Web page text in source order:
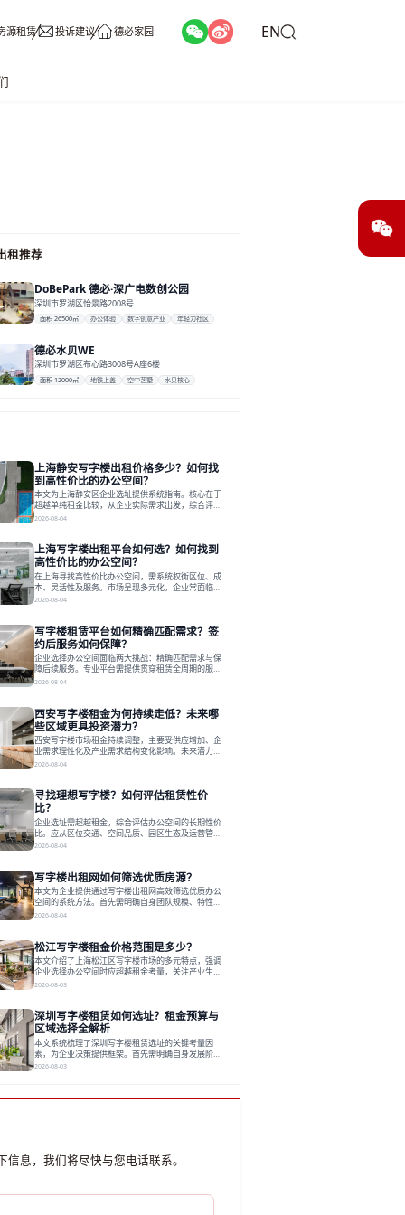
源租赁 投诉建议 德必家园 EN
租推荐
DoBePark 德必·深广电数创公园
深圳市罗湖区怡景路2008号
面积 26500㎡ 办公体验 数字创意产业 年轻力社区
德必水贝WE
深圳市罗湖区布心路3008号A座6楼
面积 12000㎡ 地铁上盖 空中艺墅 水贝核心
上海静安写字楼出租价格多少？如何找
到高性价比的办公空间？
本文为上海静安区企业选址提供系统指南。核心在于
超越单纯租金比较，从企业实际需求出发，综合评估
交通、硬件、空间弹性、配套服务及产业生态等多维
升性价比，并通过不同规模企业的实际案例加以说
明。之后指出，专业运营服务商提供的稳定环境、社
群活动与产业集聚等增值服务，是很大化空间价值、
助力企业成长的关键。对于许多在
2026-08-04
上海写字楼出租平台如何选？如何找到
高性价比的办公空间？
在上海寻找高性价比办公空间，需系统权衡区位、成
本、灵活性及服务。市场呈现多元化，企业常面临租
赁流程复杂、隐性成本高等挑战。选择平台时，应评
区、灵活产品和丰富配套，满足不同企业需求。企业
应明确自身需求，实地考察，选择能支持长期发展、
提升竞争力的办公空间。在上海寻找合适的办公空
间，对于企业行政负责人、中小企业主
2026-08-04
写字楼租赁平台如何精确匹配需求？签
约后服务如何保障？
企业选择办公空间面临两大挑战：精确匹配需求与保
障后续服务。专业平台需提供贯穿租赁全周期的服
务，将企业从非核心事务中解放。精确匹配需结合企
的全周期保障体系。德必集团通过标准化服务与个性
化运营结合，以全国布局和产业生态圈为企业提供稳
定支持，体现了从信息撮合到深度服务的能力转变。
在为企业寻找办公空间的过程中，
2026-08-04
西安写字楼租金为何持续走低？未来哪
些区域更具投资潜力？
西安写字楼市场租金持续调整，主要受供应增加、企
业需求理性化及产业需求结构变化影响。未来潜力区
域集中在产业集聚、交利及城市更新地带，如高新区
运营方通过空间优化与社群服务，助力企业成长，推
动市场向多元化、高性价比方向发展。近年来，西安
写字楼市场呈现出租金持续调整的态势，这一现象引
发了的广泛关注。作为西部重要
2026-08-04
寻找理想写字楼？如何评估租赁性价
比？
企业选址需超越租金，综合评估办公空间的长期性价
比。应从区位交通、空间品质、园区生态及运营管理
四个核心维度权衡财务支出与长期价值回报。理想的
衡。对于许多正在成长或寻求稳定发展的企业而言，
寻找一处合适的办公空间是一项至关重要的决策。这
不仅关系到团队的日常工作效率与协作氛围，更直接
影响着企业的品牌形象、运营成本
2026-08-04
写字楼出租网如何筛选优质房源？
本文为企业提供通过写字楼出租网高效筛选优质办公
空间的系统方法。首先需明确自身团队规模、特性、
预算等核心需求。线上筛选时，应深入解读房源参
背景与持续服务能力。完成线上初选后，必须进行线
下实地验证，核对空间实景、测试设施、感受园区氛
围并确认合同条款，从而做出精确决策。在数字化时
代，写字楼出租网已成为企业寻找
2026-08-04
松江写字楼租金价格范围是多少？
本文介绍了上海松江区写字楼市场的多元特点，强调
企业选择办公空间时应超越租金考量，关注产业生态
与综合服务。文章分析了市场概况、影响空间价值的
建服务生态助力企业成长，建议企业系统评估需求与
长期价值，选择匹配的发展载体。对于许多寻求在上
海松江区设立或扩展办公空间的企业而言，了解该区
域的写字楼市场概况是决策的首先
2026-08-03
深圳写字楼租赁如何选址？租金预算与
区域选择全解析
本文系统梳理了深圳写字楼租赁选址的关键考量因
素，为企业决策提供框架。首先需明确自身发展阶
段、团队规模和文化特质等核心需求。深圳多中心商
业园注重生态与社群，适合文创、科技类企业。评估
2026-08-03
信息，我们将尽快与您电话联系。